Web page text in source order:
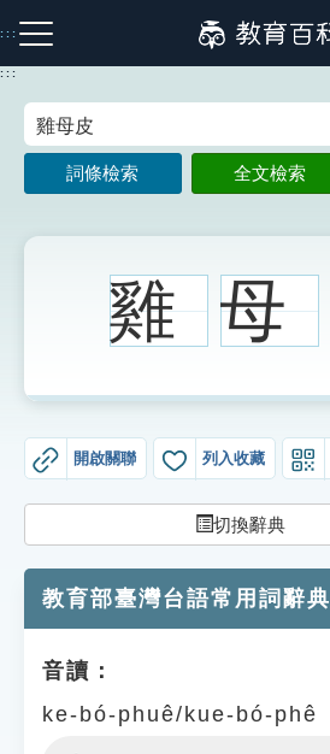
到
主
:::
注音索引圖示 筆畫索引圖示
生字詞彙表
知識索引
:::
詞條檢索 全文檢索
雞 母
開啟關聯 列入收藏
切換辭典
教育部臺灣台語常用詞辭典
音讀：
ke-bó-phuê/kue-bó-phê